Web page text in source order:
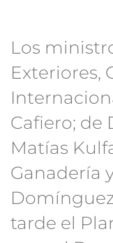
Los
Exteriores,
Cafiero; de
Matías
Ganadería
tarde el